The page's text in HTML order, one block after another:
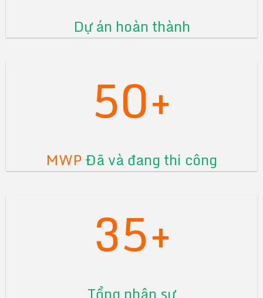
Dự án hoàn thành
50+
MWPĐã và đang thi công
35+
Tổng nhân sự